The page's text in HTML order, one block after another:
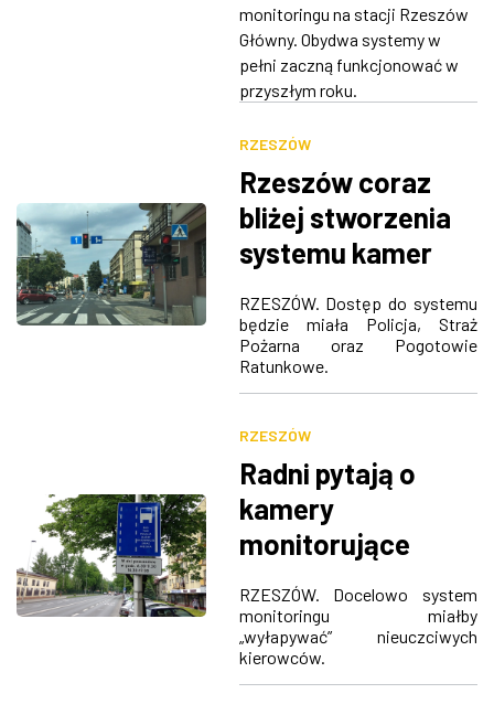
monitoringu na stacji Rzeszów
Główny. Obydwa systemy w
pełni zaczną funkcjonować w
przyszłym roku.
RZESZÓW
Rzeszów coraz
bliżej stworzenia
systemu kamer
„wyłapujących”
kierowców
przejeżdżających
na czerwonym
świetle
RZESZÓW. Dostęp do systemu
będzie miała Policja, Straż
Pożarna oraz Pogotowie
Ratunkowe.
RZESZÓW
Radni pytają o
kamery
monitorujące
buspasy. Miałyby
zastępować
policyjne patrole
RZESZÓW. Docelowo system
monitoringu miałby
„wyłapywać” nieuczciwych
kierowców.